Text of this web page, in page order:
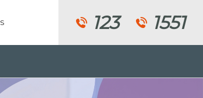
123 1551